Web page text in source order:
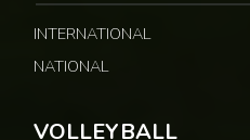
INTERNATIONAL
NATIONAL
VOLLEYBALL